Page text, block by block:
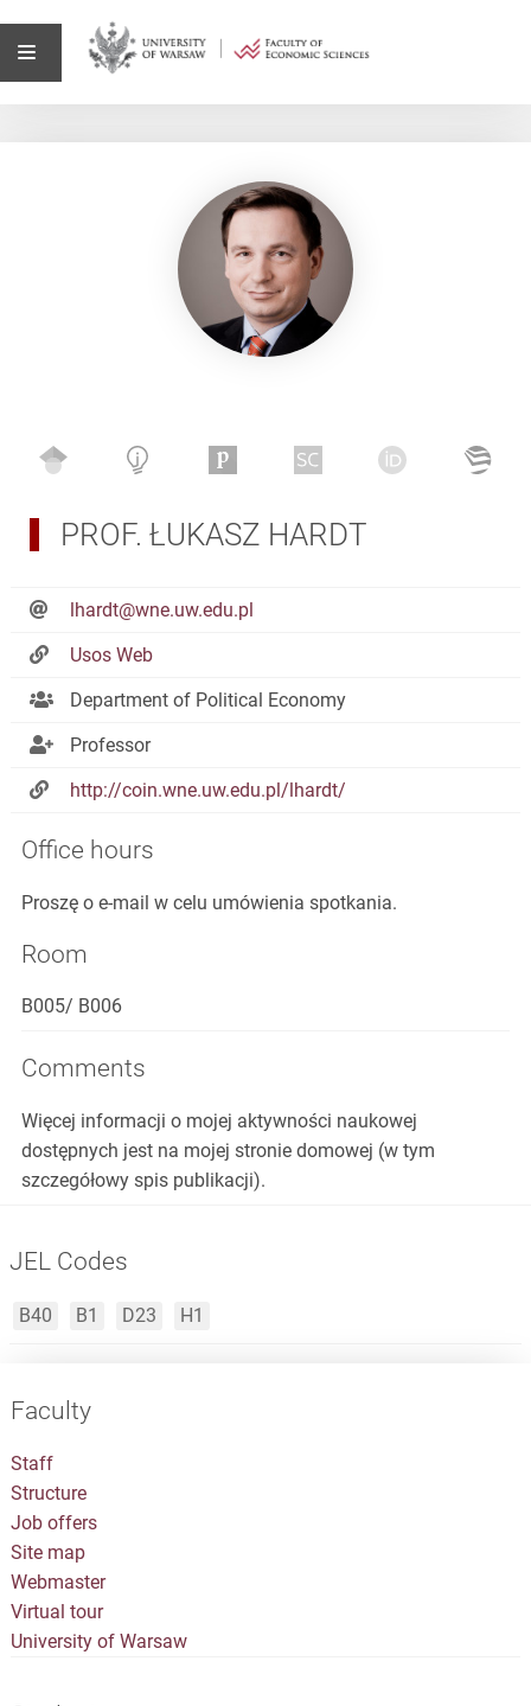
PROF. ŁUKASZ HARDT
lhardt@wne.uw.edu.pl
Usos Web
Department of Political Economy
Professor
http://coin.wne.uw.edu.pl/lhardt/
Office hours
Proszę o e-mail w celu umówienia spotkania.
Room
B005/ B006
Comments
Więcej informacji o mojej aktywności naukowej
dostępnych jest na mojej stronie domowej (w tym
szczegółowy spis publikacji).
JEL Codes
B40 B1 D23 H1
Faculty
Staff
Structure
Job offers
Site map
Webmaster
Virtual tour
University of Warsaw